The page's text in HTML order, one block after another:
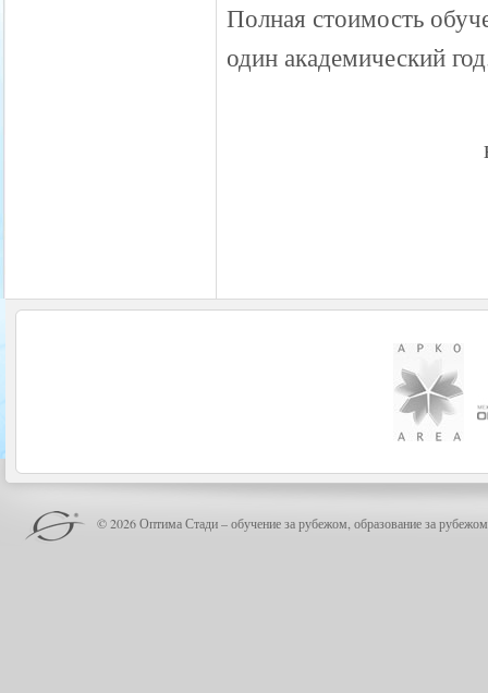
Полная стоимость
один академический
© 2026 Оптима Стади – обучение за рубежом, образование за